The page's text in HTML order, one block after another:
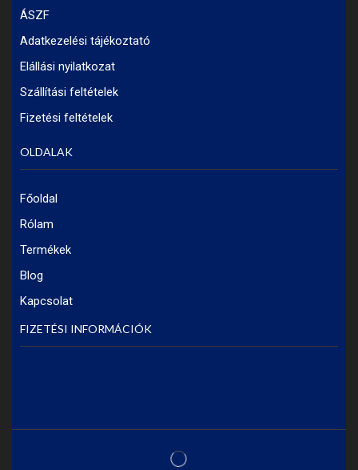
ÁSZF
Adatkezelési tájékoztató
Elállási nyilatkozat
Szállítási feltételek
Fizetési feltételek
OLDALAK
Főoldal
Rólam
Termékek
Blog
Kapcsolat
FIZETÉSI INFORMÁCIÓK